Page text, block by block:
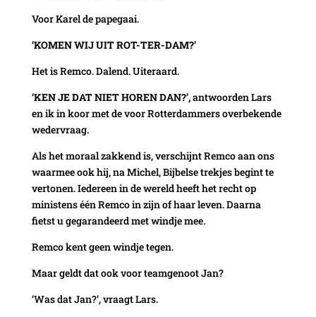
Voor Karel de papegaai.
‘KOMEN WIJ UIT ROT-TER-DAM?’
Het is Remco. Dalend. Uiteraard.
‘KEN JE DAT NIET HOREN DAN?’,antwoorden Lars
en ik in koor met de voor Rotterdammers overbekende
wedervraag.
Als het moraal zakkend is, verschijnt Remco aan ons
waarmee ook hij, na Michel, Bijbelse trekjes begint te
vertonen. Iedereen in de wereld heeft het recht op
ministens één Remco in zijn of haar leven. Daarna
fietst u gegarandeerd met windje mee.
Remco kent geen windje tegen.
Maar geldt dat ook voor teamgenoot Jan?
‘Was dat Jan?’, vraagt Lars.